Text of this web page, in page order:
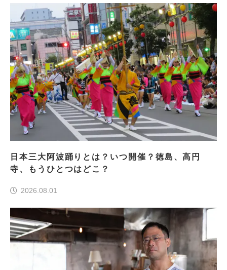
日本三大阿波踊りとは？いつ開催？徳島、高円
寺、もうひとつはどこ？
2026.08.01